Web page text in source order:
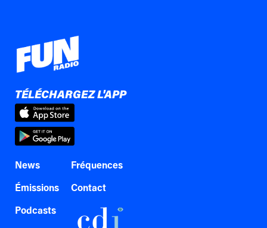
TÉLÉCHARGEZ L'APP
News
Émissions
Podcasts
Fréquences
Contact